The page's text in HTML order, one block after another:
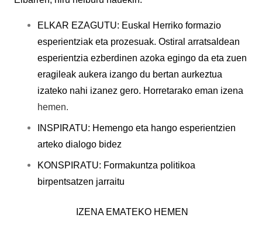
ELKAR EZAGUTU: Euskal Herriko formazio
esperientziak eta prozesuak. Ostiral arratsaldean
esperientzia ezberdinen azoka egingo da eta zuen
eragileak aukera izango du bertan aurkeztua
izateko nahi izanez gero. Horretarako eman izena
hemen.
INSPIRATU: Hemengo eta hango esperientzien
arteko dialogo bidez
KONSPIRATU: Formakuntza politikoa
birpentsatzen jarraitu
IZENA EMATEKO HEMEN